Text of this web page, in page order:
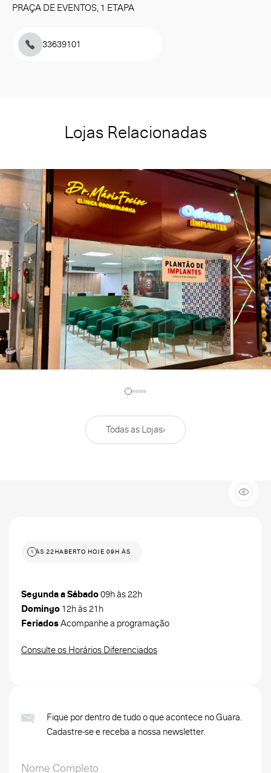
PRAÇA DE EVENTOS, 1 ETAPA
33639101
Lojas Relacionadas
Todas as Lojas
09H ÀS 22HABERTO HOJE 09H ÀS 22H
Segunda a Sábado09h às 22h
Domingo 12h às 21h
FeriadosAcompanhe a programação
Consulte os Horários Diferenciados
Fique por dentro de tudo o que acontece no Guara.
Cadastre-se e receba a nossa newsletter.